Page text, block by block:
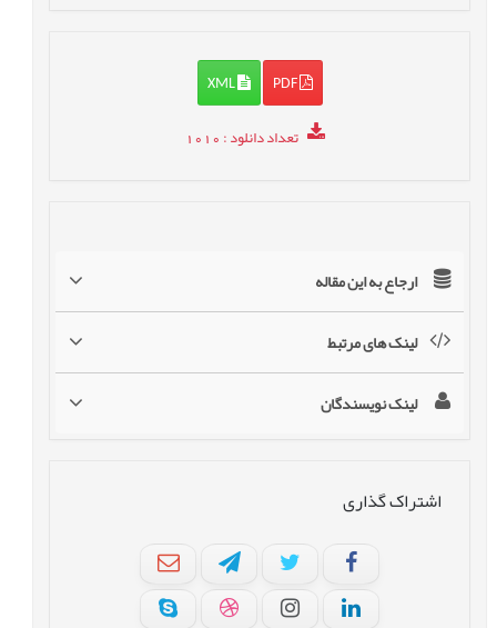
PDF
XML
تعداد دانلود: 1010
ارجاع به این مقاله
لینک های مرتبط
لینک نویسندگان
اشتراک گذاری